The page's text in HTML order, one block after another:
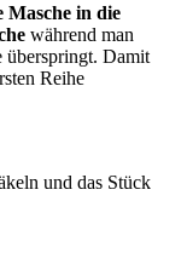
Masche in die
während man
überspringt. Damit
Reihe
und das Stück